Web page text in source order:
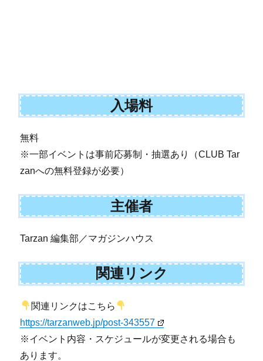
入場料
無料
※一部イベントは事前応募制・抽選あり（CLUB Tar
zanへの無料登録が必要）
主催者
Tarzan 編集部／マガジンハウス
関連リンク
関連リンクはこちら
https://tarzanweb.jp/post-343557
※イベント内容・スケジュールが変更される場合も
あります。